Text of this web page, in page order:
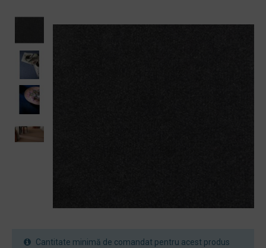
Cantitate minimă de comandat pentru acest produs